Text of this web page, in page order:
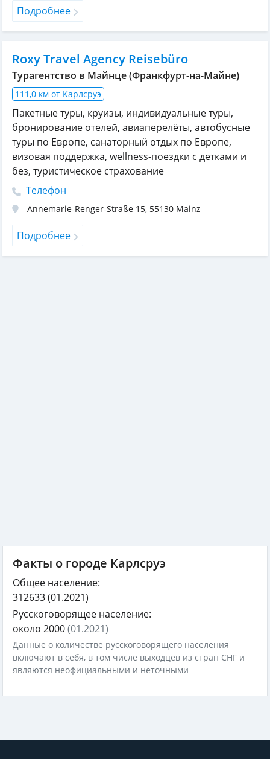
Подробнее
Roxy Travel Agency Reisebüro
Турагентство в Майнце (Франкфурт-на-Майне)
111,0 км от Карлсруэ
Пакетные туры, круизы, индивидуальные туры,
бронирование отелей, авиаперелёты, автобусные
туры по Европе, санаторный отдых по Европе,
визовая поддержка, wellness-поездки с детками и
без, туристическое страхование
Телефон
Annemarie-Renger-Straße 15, 55130 Mainz
Подробнее
Факты о городе Карлсруэ
Общее население:
312633(01.2021)
Русскоговорящее население:
около 2000(01.2021)
Данные о количестве русскоговорящего населения
включают в себя, в том числе выходцев из стран СНГ и
являются неофициальными и неточными